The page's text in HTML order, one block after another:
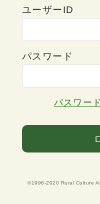
ユーザーID
パスワード
パスワー
©1996-2020 Rural Culture